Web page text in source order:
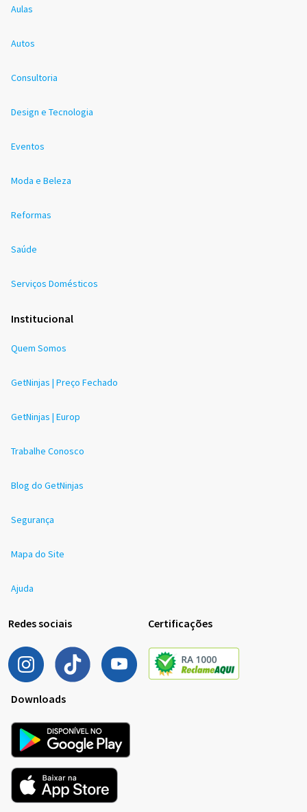
Aulas
Autos
Consultoria
Design e Tecnologia
Eventos
Moda e Beleza
Reformas
Saúde
Serviços Domésticos
Institucional
Quem Somos
GetNinjas | Preço Fechado
GetNinjas | Europ
Trabalhe Conosco
Blog do GetNinjas
Segurança
Mapa do Site
Ajuda
Redes sociais Certificações
Downloads